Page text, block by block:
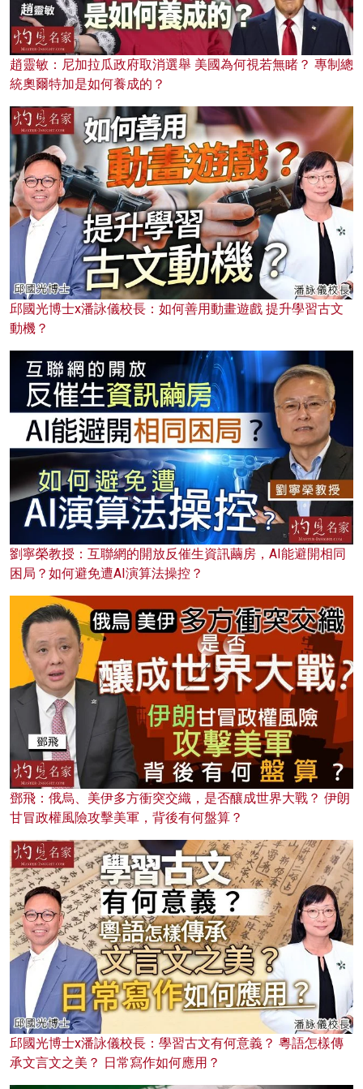
趙靈敏：尼加拉瓜政府取消選舉 美國為何視若無睹？ 專制總
統奧爾特加是如何養成的？
邱國光博士x潘詠儀校長：如何善用動畫遊戲 提升學習古文
動機？
劉寧榮教授：互聯網的開放反催生資訊繭房，AI能避開相同
困局？如何避免遭AI演算法操控？
鄧飛：俄烏、美伊多方衝突交織，是否釀成世界大戰？ 伊朗
甘冒政權風險攻擊美軍，背後有何盤算？
邱國光博士x潘詠儀校長：學習古文有何意義？ 粵語怎樣傳
承文言文之美？ 日常寫作如何應用？